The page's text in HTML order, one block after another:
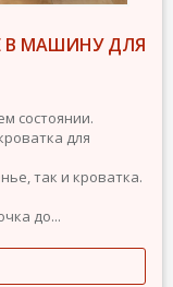
В МАШИНУ ДЛЯ
состоянии.
для
так и кроватка.
до...